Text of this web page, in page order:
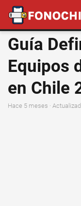
Guía
Equipos
en Chile
hace 5 meses ·